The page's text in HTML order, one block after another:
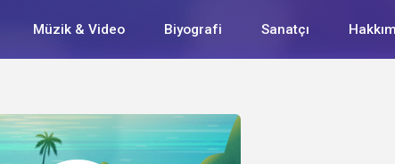
Müzik & Video Biyografi Sanatçı